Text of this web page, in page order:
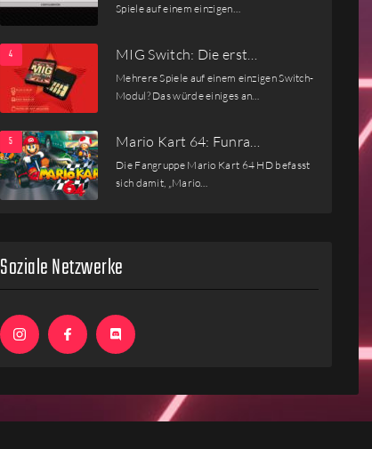
Spiele auf einem einzigen…
MIG Switch: Die erst…
Mehrere Spiele auf einem einzigen Switch-
Modul? Das würde einiges an…
Mario Kart 64: Funra…
Die Fangruppe Mario Kart 64 HD befasst
sich damit, „Mario…
Soziale Netzwerke